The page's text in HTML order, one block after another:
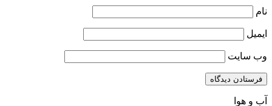
نام
ایمیل
وب‌ سایت
آب و هوا